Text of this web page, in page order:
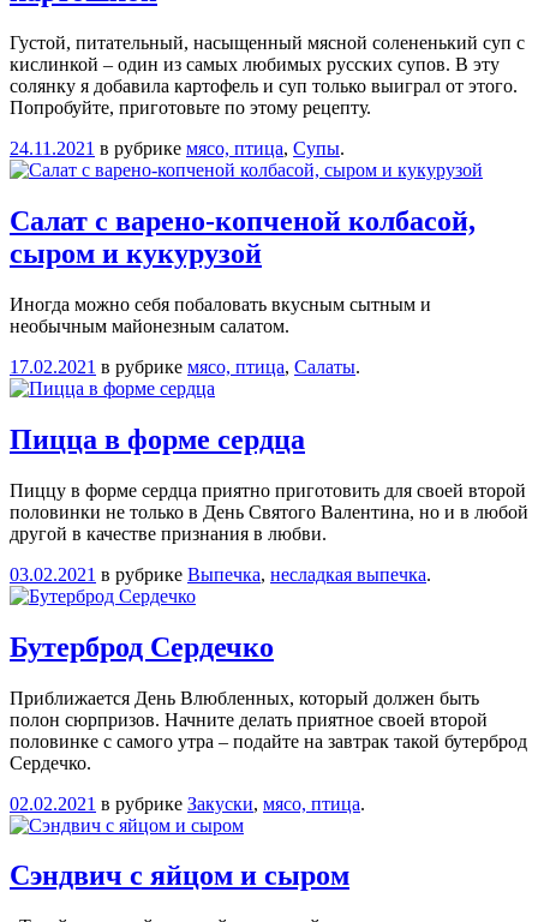
Густой, питательный, насыщенный мясной солененький суп с
кислинкой – один из самых любимых русских супов. В эту
солянку я добавила картофель и суп только выиграл от этого.
Попробуйте, приготовьте по этому рецепту.
24.11.2021 в рубрике мясо, птица, Супы.
Салат с варено-копченой колбасой,
сыром и кукурузой
Иногда можно себя побаловать вкусным сытным и
необычным майонезным салатом.
17.02.2021 в рубрике мясо, птица, Салаты.
Пицца в форме сердца
Пиццу в форме сердца приятно приготовить для своей второй
половинки не только в День Святого Валентина, но и в любой
другой в качестве признания в любви.
03.02.2021 в рубрике Выпечка, несладкая выпечка.
Бутерброд Сердечко
Приближается День Влюбленных, который должен быть
полон сюрпризов. Начните делать приятное своей второй
половинке с самого утра – подайте на завтрак такой бутерброд
Сердечко.
02.02.2021 в рубрике Закуски, мясо, птица.
Сэндвич с яйцом и сыром